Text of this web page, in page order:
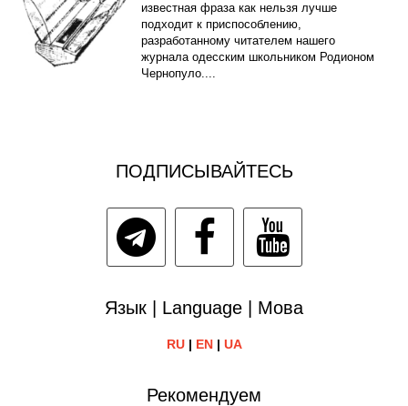
известная фраза как нельзя лучше
подходит к приспособлению,
разработанному читателем нашего
журнала одесским школьником Родионом
Чернопуло....
ПОДПИСЫВАЙТЕСЬ
Язык | Language | Мова
RU| EN| UA
Рекомендуем